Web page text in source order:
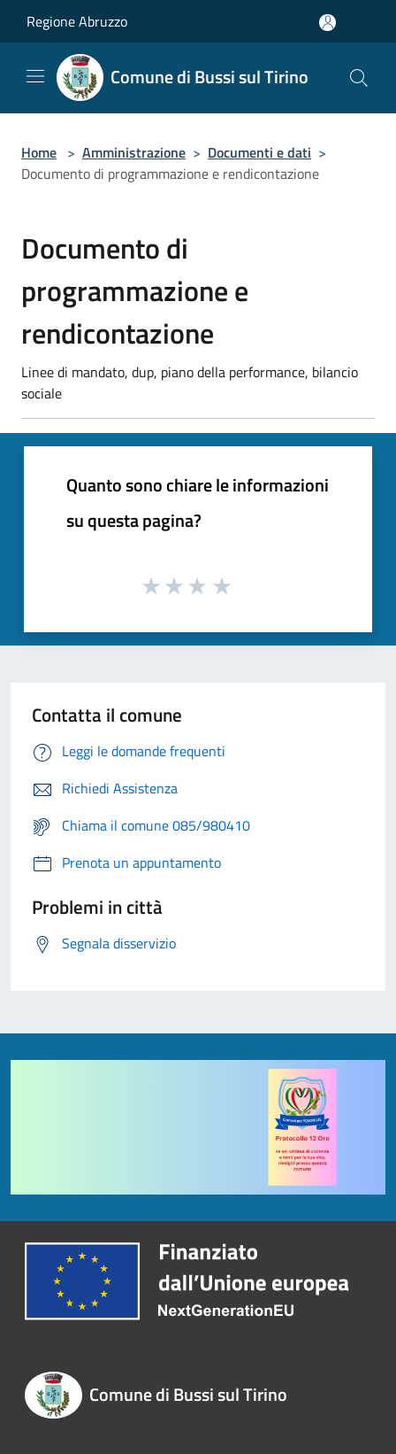
Regione Abruzzo
Comune di Bussi sul Tirino
Home > Amministrazione > Documenti e dati >
Documento di programmazione e rendicontazione
Documento di
programmazione e
rendicontazione
Linee di mandato, dup, piano della performance, bilancio
sociale
Quanto sono chiare le informazioni
su questa pagina?
Contatta il comune
Leggi le domande frequenti
Richiedi Assistenza
Chiama il comune 085/980410
Prenota un appuntamento
Problemi in città
Segnala disservizio
Comune di Bussi sul Tirino